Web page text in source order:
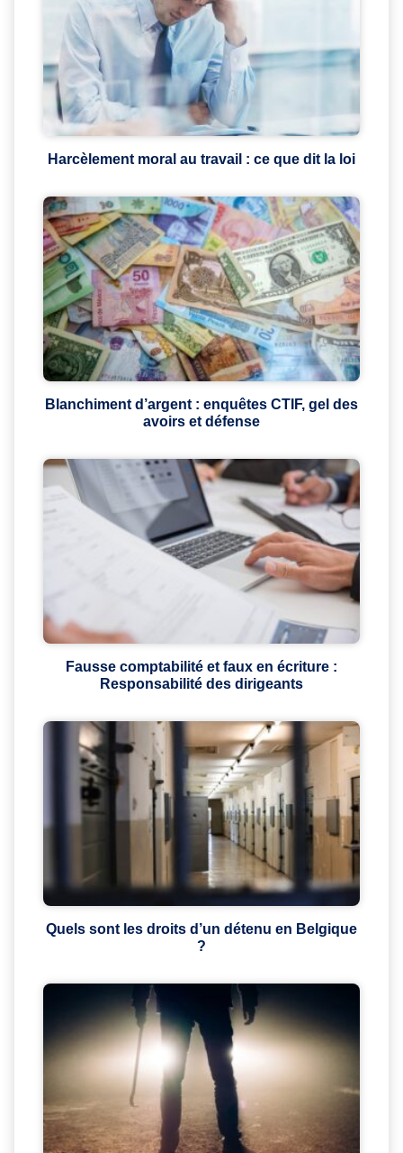
Harcèlement moral au travail : ce que dit la loi
Blanchiment d’argent : enquêtes CTIF, gel des
avoirs et défense
Fausse comptabilité et faux en écriture :
Responsabilité des dirigeants
Quels sont les droits d’un détenu en Belgique
?